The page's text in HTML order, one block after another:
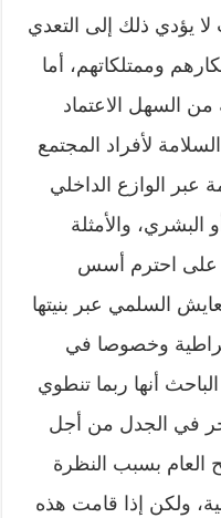
لا يؤدي ذلك إلى التعدي
وممتلكاتهم، أما
من السهل الاعتماد
لأفراد المجتمع
عبر الوازع الداخلي
البشري، والأمثلة
على احترم أسس
السلمي عبر بنيتها
وخصوصا في
أنها ربما تنطوي
في الجدل من أجل
العام بسبب النظرة
ولكن إذا قامت هذه